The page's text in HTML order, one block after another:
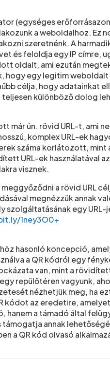
(egységes
a weboldalhoz. Ez
szeretnénk. A
és feloldja egy IP címre,
oldalt, ami ezután
hogy egy legitim
célja, hogy adatainkat
különböző dolog
már ún. rövid URL-t, ami
komplex URL-ek
száma korlátozott,
URL-ek használatával
visznek.
a rövid URL
megnézzük annak
szolgáltatásának egy
1ney3O0+
hasonló koncepció,
a QR kódról egy
van, mint a
repülőtéren vagyunk,
nézhetjük meg, ha
kódot az eredetire,
hanem a támadó által
támogatja annak
a QR kód olvasó